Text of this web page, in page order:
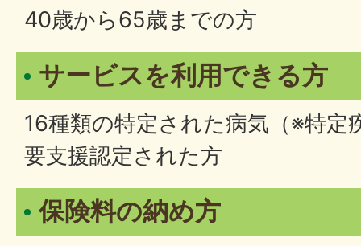
40歳から65歳までの方
サービスを利用できる方
16種類の特定された病気（※特定
要支援認定された方
保険料の納め方